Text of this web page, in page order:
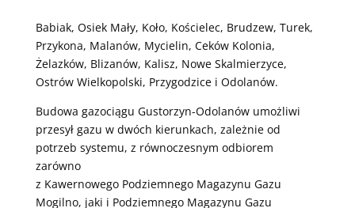
Babiak, Osiek Mały, Koło, Kościelec, Brudzew, Turek,
Przykona, Malanów, Mycielin, Ceków Kolonia,
Żelazków, Blizanów, Kalisz, Nowe Skalmierzyce,
Ostrów Wielkopolski, Przygodzice i Odolanów.
Budowa gazociągu Gustorzyn-Odolanów umożliwi
przesył gazu w dwóch kierunkach, zależnie od
potrzeb systemu, z równoczesnym odbiorem
zarówno
z Kawernowego Podziemnego Magazynu Gazu
Mogilno, jaki i Podziemnego Magazynu Gazu